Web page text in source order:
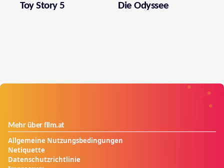
Toy Story 5 Die Odyssee
Mehr über film.at
Allgemeine Nutzungsbedingungen
Netiquette
Datenschutzrichtlinie